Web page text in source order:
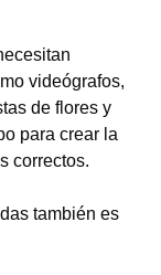
videógrafos,
de flores y
para crear la
correctos.
también es